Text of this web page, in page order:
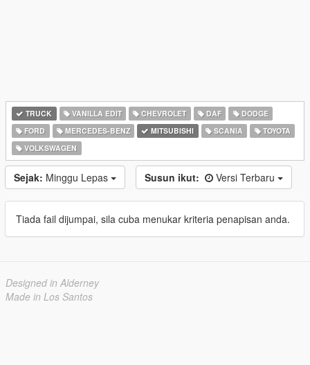
TRUCK VANILLA EDIT CHEVROLET DAF
DODGE
FORD
MERCEDES-BENZ MITSUBISHI SCANIA
TOYOTA
VOLKSWAGEN
Sejak: Minggu Lepas Susun ikut: Versi Terbaru
Tiada fail dijumpai, sila cuba menukar kriteria penapisan anda.
Designed in Alderney
Made in Los Santos